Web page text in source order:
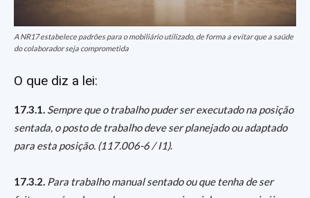
A NR17 estabelece padrões para o mobiliário utilizado, de forma a evitar que a saúde
do colaborador seja comprometida
O que diz a lei:
17.3.1.
Sempre que o trabalho puder ser executado na posição
sentada, o posto de trabalho deve ser planejado ou adaptado
para esta posição. (117.006-6 / I1).
17.3.2. Para trabalho manual sentado ou que tenha de ser